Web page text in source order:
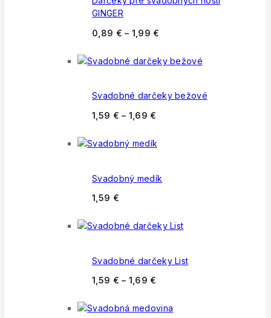
GINGER
0,89 € – 1,99 €
Svadobné darčeky bežové
1,59 € – 1,69 €
Svadobný medík
1,59 €
Svadobné darčeky List
1,59 € – 1,69 €